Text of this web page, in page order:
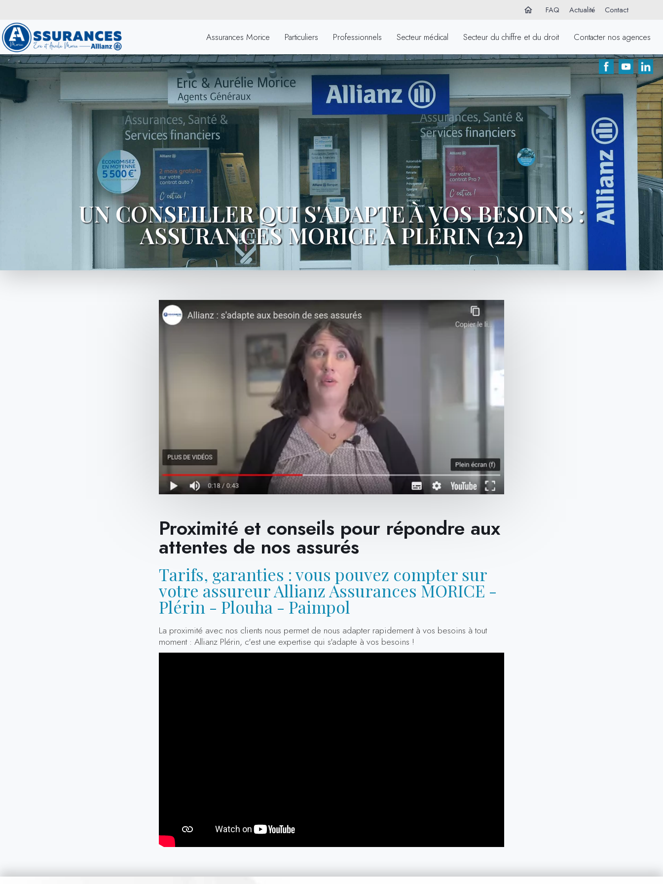
home FAQ Actualité Contact
Assurances Morice Particuliers Professionnels Secteur médical Secteur du chiffre et du droit Contacter nos agences
UN CONSEILLER QUI S'ADAPTE À VOS BESOINS :
ASSURANCES MORICE À PLÉRIN (22)
Proximité et conseils pour répondre aux
attentes de nos assurés
Tarifs, garanties : vous pouvez compter sur
votre assureur Allianz Assurances MORICE -
Plérin - Plouha - Paimpol
La proximité avec nos clients nous permet de nous adapter rapidement à vos besoins à tout
moment : Allianz Plérin, c'est une expertise qui s'adapte à vos besoins !